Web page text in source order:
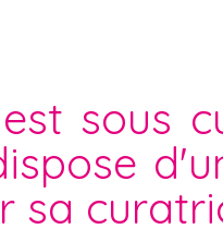
sous
sa